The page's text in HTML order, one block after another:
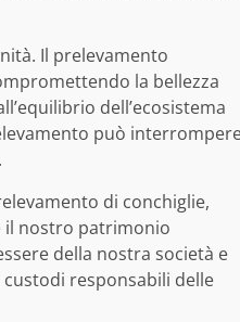
Il prelevamento
la bellezza
dell’ecosistema
può
di conchiglie,
il nostro patrimonio
della nostra società e
responsabili delle